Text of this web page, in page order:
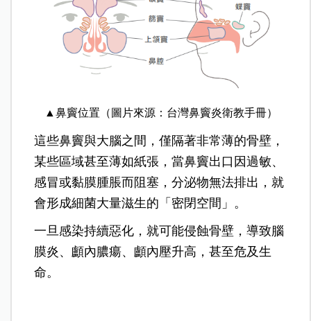
▲鼻竇位置（圖片來源：台灣鼻竇炎衛教手冊）
這些鼻竇與大腦之間，僅隔著非常薄的骨壁，
某些區域甚至薄如紙張，當鼻竇出口因過敏、
感冒或黏膜腫脹而阻塞，分泌物無法排出，就
會形成細菌大量滋生的「密閉空間」。
一旦感染持續惡化，就可能侵蝕骨壁，導致腦
膜炎、顱內膿瘍、顱內壓升高，甚至危及生
命。